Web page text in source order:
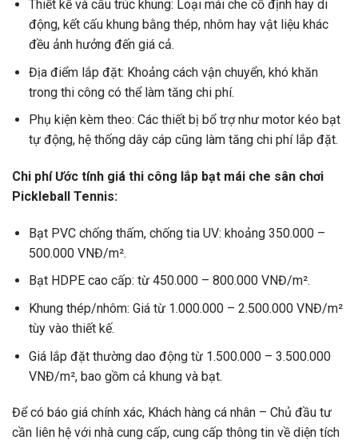
Thiết kế và cấu trúc khung: Loại mái che cố định hay di
động, kết cấu khung bằng thép, nhôm hay vật liệu khác
đều ảnh hưởng đến giá cả.
Địa điểm lắp đặt: Khoảng cách vận chuyển, khó khăn
trong thi công có thể làm tăng chi phí.
Phụ kiện kèm theo: Các thiết bị bổ trợ như motor kéo bạt
tự động, hệ thống dây cáp cũng làm tăng chi phí lắp đặt.
Chi phí Ước tính giá thi công lắp bạt mái che sân chơi
Pickleball Tennis:
Bạt PVC chống thấm, chống tia UV: khoảng 350.000 –
500.000 VNĐ/m².
Bạt HDPE cao cấp: từ 450.000 – 800.000 VNĐ/m².
Khung thép/nhôm: Giá từ 1.000.000 – 2.500.000 VNĐ/m²
tùy vào thiết kế.
Giá lắp đặt thường dao động từ 1.500.000 – 3.500.000
VNĐ/m², bao gồm cả khung và bạt.
Để có báo giá chính xác, Khách hàng cá nhân – Chủ đầu tư
cần liên hệ với nhà cung cấp, cung cấp thông tin về diện tích